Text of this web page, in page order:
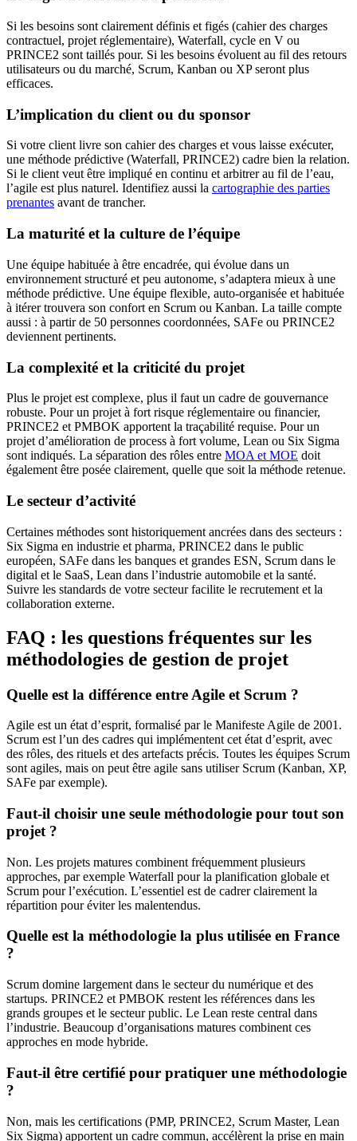
Si les besoins sont clairement définis et figés (cahier des charges
contractuel, projet réglementaire), Waterfall, cycle en V ou
PRINCE2 sont taillés pour. Si les besoins évoluent au fil des retours
utilisateurs ou du marché, Scrum, Kanban ou XP seront plus
efficaces.
L’implication du client ou du sponsor
Si votre client livre son cahier des charges et vous laisse exécuter,
une méthode prédictive (Waterfall, PRINCE2) cadre bien la relation.
Si le client veut être impliqué en continu et arbitrer au fil de l’eau,
l’agile est plus naturel. Identifiez aussi la cartographie des parties
prenantes avant de trancher.
La maturité et la culture de l’équipe
Une équipe habituée à être encadrée, qui évolue dans un
environnement structuré et peu autonome, s’adaptera mieux à une
méthode prédictive. Une équipe flexible, auto-organisée et habituée
à itérer trouvera son confort en Scrum ou Kanban. La taille compte
aussi : à partir de 50 personnes coordonnées, SAFe ou PRINCE2
deviennent pertinents.
La complexité et la criticité du projet
Plus le projet est complexe, plus il faut un cadre de gouvernance
robuste. Pour un projet à fort risque réglementaire ou financier,
PRINCE2 et PMBOK apportent la traçabilité requise. Pour un
projet d’amélioration de process à fort volume, Lean ou Six Sigma
sont indiqués. La séparation des rôles entre MOA et MOE doit
également être posée clairement, quelle que soit la méthode retenue.
Le secteur d’activité
Certaines méthodes sont historiquement ancrées dans des secteurs :
Six Sigma en industrie et pharma, PRINCE2 dans le public
européen, SAFe dans les banques et grandes ESN, Scrum dans le
digital et le SaaS, Lean dans l’industrie automobile et la santé.
Suivre les standards de votre secteur facilite le recrutement et la
collaboration externe.
FAQ : les questions fréquentes sur les
méthodologies de gestion de projet
Quelle est la différence entre Agile et Scrum ?
Agile est un état d’esprit, formalisé par le Manifeste Agile de 2001.
Scrum est l’un des cadres qui implémentent cet état d’esprit, avec
des rôles, des rituels et des artefacts précis. Toutes les équipes Scrum
sont agiles, mais on peut être agile sans utiliser Scrum (Kanban, XP,
SAFe par exemple).
Faut-il choisir une seule méthodologie pour tout son
projet ?
Non. Les projets matures combinent fréquemment plusieurs
approches, par exemple Waterfall pour la planification globale et
Scrum pour l’exécution. L’essentiel est de cadrer clairement la
répartition pour éviter les malentendus.
Quelle est la méthodologie la plus utilisée en France
?
Scrum domine largement dans le secteur du numérique et des
startups. PRINCE2 et PMBOK restent les références dans les
grands groupes et le secteur public. Le Lean reste central dans
l’industrie. Beaucoup d’organisations matures combinent ces
approches en mode hybride.
Faut-il être certifié pour pratiquer une méthodologie
?
Non, mais les certifications (PMP, PRINCE2, Scrum Master, Lean
Six Sigma) apportent un cadre commun, accélèrent la prise en main